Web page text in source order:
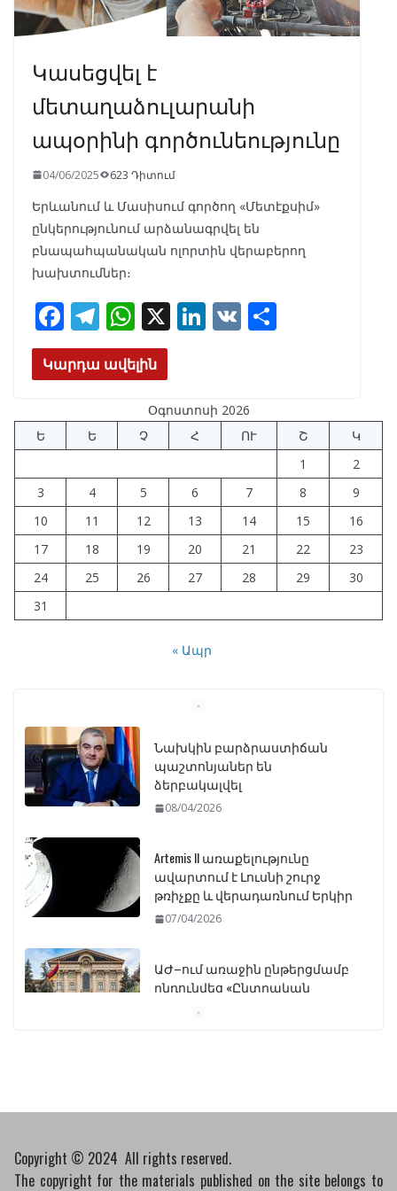
Կասեցվել է
մետաղաձուլարանի
ապօրինի գործունեությունը
04/06/2025 623 Դիտում
Երևանում և Մասիսում գործող «Մետէքսիմ»
ընկերությունում արձանագրվել են
բնապահպանական ոլորտին վերաբերող
խախտումներ։
F
ac
e
o
o
k
T
el
e
a
m
W
h
at
A
p
p
X Li
e
dI
n
V
Կարդա ավելին
Օգոստոսի 2026
Ե
Ե Չ Հ ՈՒ Շ
Կ
1
2
3
4 5 6 7 8
9
10
11 12 13 14 15
16
17
18 19 20 21 22
23
24
25 26 27 28 29
30
31
« Ապր
Նախկին բարձրաստիճան
պաշտոնյաներ են
ձերբակալվել
08/04/2026
Artemis II առաքելությունը
ավարտում է Լուսնի շուրջ
թռիչքը և վերադառնում Երկիր
07/04/2026
ԱԺ–ում առաջին ընթերցմամբ
ընդունվեց «Ընտրական
կբողոքարկի Գարեգին
սահմանափակման
վերացման որոշումը
Copyright © 2024 All rights reserved.
The copyright for the materials published on the site belongs to